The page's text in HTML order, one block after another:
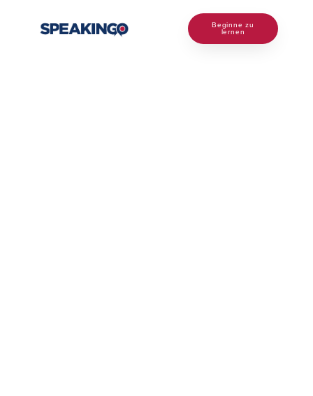
Beginne zu
lernen